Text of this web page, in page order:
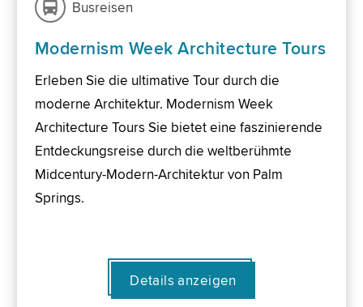
Busreisen
Modernism Week Architecture Tours
Erleben Sie die ultimative Tour durch die
moderne Architektur. Modernism Week
Architecture Tours Sie bietet eine faszinierende
Entdeckungsreise durch die weltberühmte
Midcentury-Modern-Architektur von Palm
Springs.
Details anzeigen